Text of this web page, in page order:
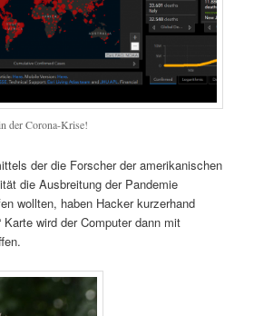
der Corona-Krise!
der die Forscher der amerikanischen
die Ausbreitung der Pandemie
wollten, haben Hacker kurzerhand
Karte wird der Computer dann mit